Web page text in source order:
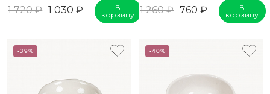
1 720 ₽ 1 030 ₽
В
корзину 1 260 ₽ 760 ₽
В
корзину
-39% -40%